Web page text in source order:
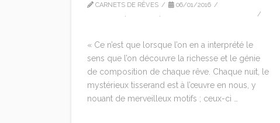
CARNETS DE RÊVES
06/01/2016
, ,
« Ce n’est que lorsque l’on en a interprété le
sens que l’on découvre la richesse et le génie
de composition de chaque rêve. Chaque nuit, le
mystérieux tisserand est à l’œuvre en nous, y
nouant de merveilleux motifs ; ceux-ci …